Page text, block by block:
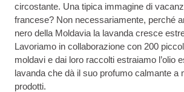
circostante. Una tipica immagine di
francese? Non necessariamente, perché
nero della Moldavia la lavanda cresce
Lavoriamo in collaborazione con 200
moldavi e dai loro raccolti estraiamo l’olio
lavanda che dà il suo profumo calmante a
prodotti.